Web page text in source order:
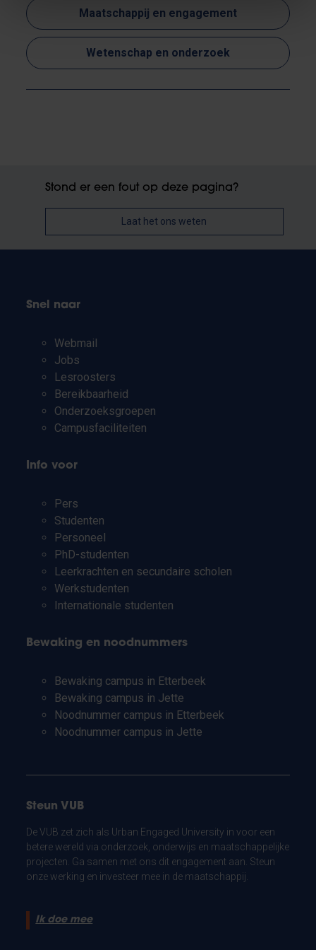
Maatschappij en engagement
Wetenschap en onderzoek
Stond er een fout op deze pagina?
Laat het ons weten
Snel naar
Webmail
Jobs
Lesroosters
Bereikbaarheid
Onderzoeksgroepen
Campusfaciliteiten
Info voor
Pers
Studenten
Personeel
PhD-studenten
Leerkrachten en secundaire scholen
Werkstudenten
Internationale studenten
Bewaking en noodnummers
Bewaking campus in Etterbeek
Bewaking campus in Jette
Noodnummer campus in Etterbeek
Noodnummer campus in Jette
Steun VUB
De VUB zet zich als Urban Engaged University in voor een
betere wereld via onderzoek, onderwijs en maatschappelijke
projecten. Ga samen met ons dit engagement aan. Steun
onze werking en investeer mee in de maatschappij.
Ik doe mee